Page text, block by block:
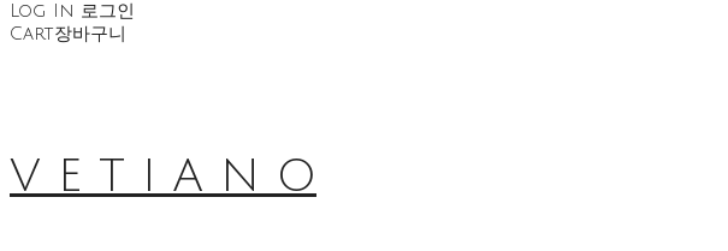
Log In 로그인
Cart장바구니
V E T I A N O